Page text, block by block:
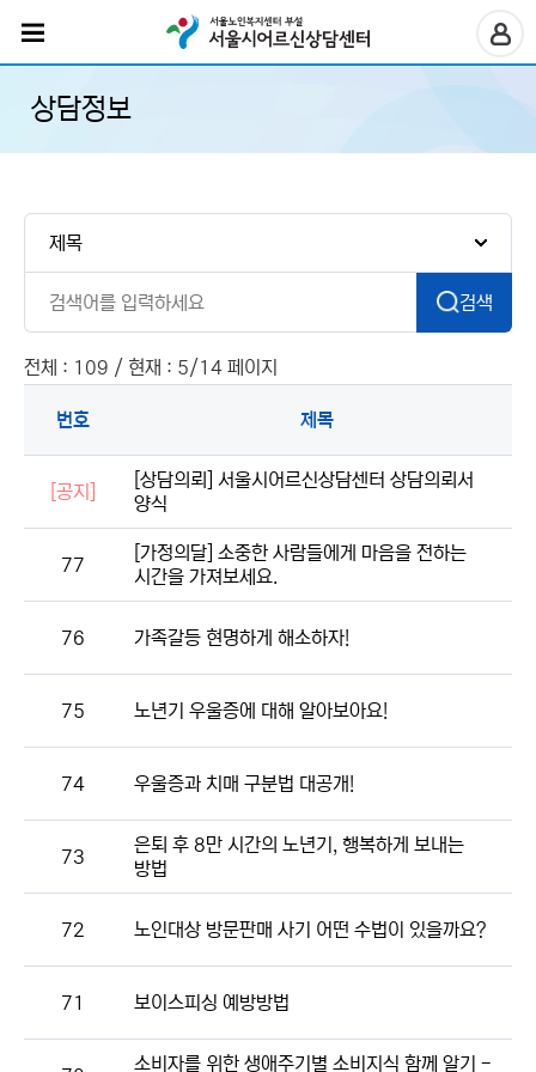
상담정보
검색
전체 : 109 / 현재 : 5/14 페이지
번호 제목
[공지]
[상담의뢰] 서울시어르신상담센터 상담의뢰서
양식
77
[가정의달] 소중한 사람들에게 마음을 전하는
시간을 가져보세요.
76 가족갈등 현명하게 해소하자!
75 노년기 우울증에 대해 알아보아요!
74 우울증과 치매 구분법 대공개!
73
은퇴 후 8만 시간의 노년기, 행복하게 보내는
방법
72 노인대상 방문판매 사기 어떤 수법이 있을까요?
71 보이스피싱 예방방법
소비자를 위한 생애주기별 소비지식 함께 알기 -